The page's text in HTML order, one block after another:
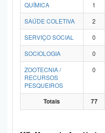
QUÍMICA
1
SAÚDE COLETIVA
2
SERVIÇO SOCIAL
0
SOCIOLOGIA
0
ZOOTECNIA /
RECURSOS
PESQUEIROS
0
Totais 77